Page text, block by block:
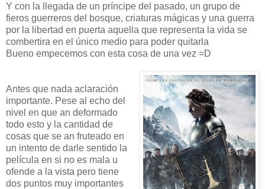
Y con la llegada de un príncipe del pasado, un grupo de
fieros guerreros del bosque, criaturas mágicas y una guerra
por la libertad en puerta aquella que representa la vida se
combertira en el único medio para poder quitarla
Bueno empecemos con esta cosa de una vez =D
Antes que nada aclaración
importante. Pese al echo del
nivel en que an deformado
todo esto y la cantidad de
cosas que se an fruteado en
un intento de darle sentido la
película en si no es mala u
ofende a la vista pero tiene
dos puntos muy importantes